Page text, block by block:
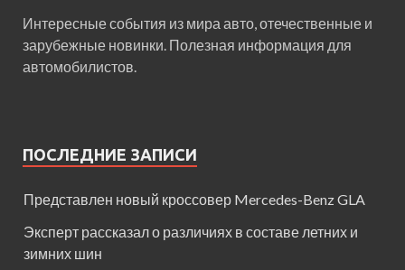
Интересные события из мира авто, отечественные и
зарубежные новинки. Полезная информация для
автомобилистов.
ПОСЛЕДНИЕ ЗАПИСИ
Представлен новый кроссовер Mercedes-Benz GLA
Эксперт рассказал о различиях в составе летних и
зимних шин